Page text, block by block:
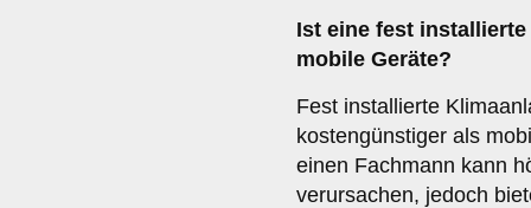
Ist eine fest
mobile Geräte?
Fest installierte
kostengünstiger als
einen Fachmann kann
verursachen, jedoch